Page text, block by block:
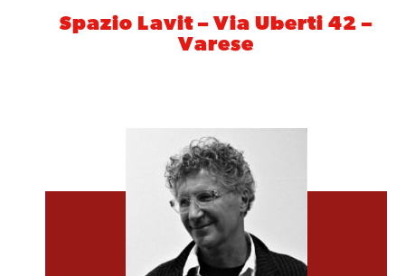
Spazio Lavit – Via Uberti 42 –